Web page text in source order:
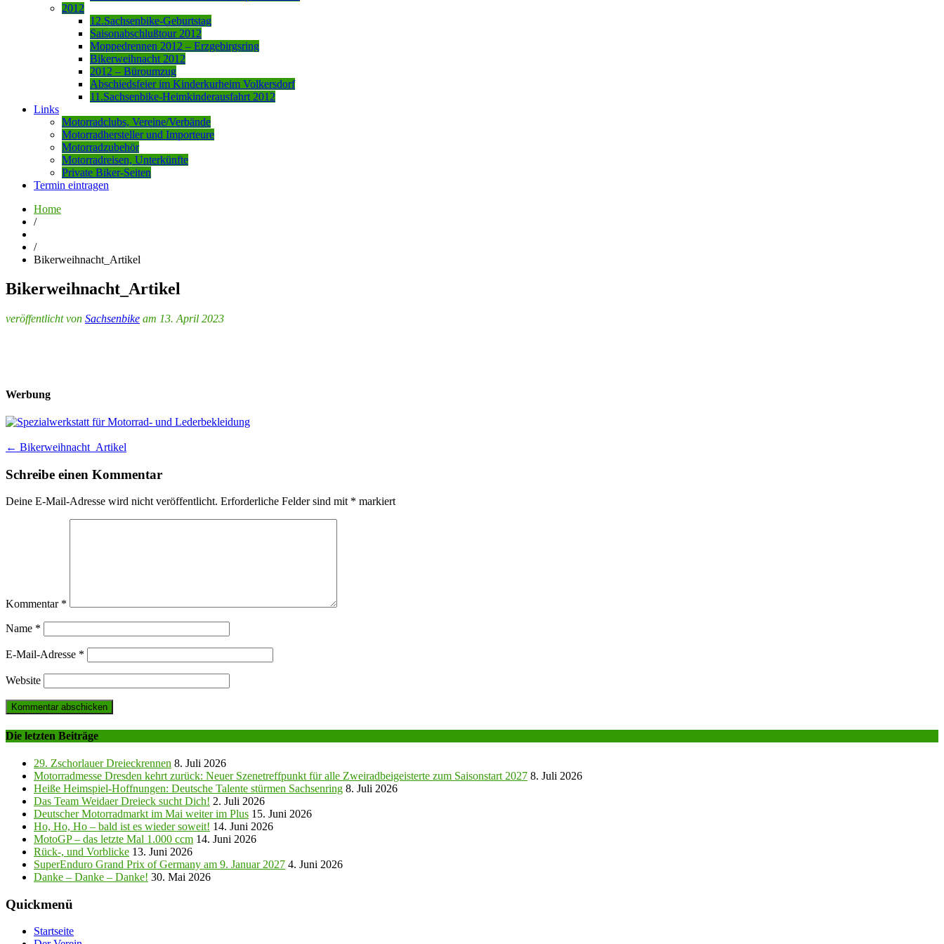
2012
12.Sachsenbike-Geburtstag
Saisonabschlußtour 2012
Moppedrennen 2012 – Erzgebirgsring
Bikerweihnacht 2012
2012 – Büroumzug
Abschiedsfeier im Kinderkurheim Volkersdorf
11.Sachsenbike-Heimkinderausfahrt 2012
Links
Motorradclubs, Vereine/Verbände
Motorradhersteller und Importeure
Motorradzubehör
Motorradreisen, Unterkünfte
Private Biker-Seiten
Termin eintragen
Home
/
/
Bikerweihnacht_Artikel
Bikerweihnacht_Artikel
veröffentlicht von Sachsenbike am 13. April 2023
Werbung
Post
navigation
← Bikerweihnacht_Artikel
Schreibe einen Kommentar
Deine E-Mail-Adresse wird nicht veröffentlicht. Erforderliche Felder sind mit * markiert
Kommentar *
Name *
E-Mail-Adresse *
Website
Die letzten Beiträge
29. Zschorlauer Dreieckrennen 8. Juli 2026
Motorradmesse Dresden kehrt zurück: Neuer Szenetreffpunkt für alle Zweiradbeigeisterte zum Saisonstart 2027 8. Juli 2026
Heiße Heimspiel-Hoffnungen: Deutsche Talente stürmen Sachsenring 8. Juli 2026
Das Team Weidaer Dreieck sucht Dich! 2. Juli 2026
Deutscher Motorradmarkt im Mai weiter im Plus 15. Juni 2026
Ho, Ho, Ho – bald ist es wieder soweit! 14. Juni 2026
MotoGP – das letzte Mal 1.000 ccm 14. Juni 2026
Rück-, und Vorblicke 13. Juni 2026
SuperEnduro Grand Prix of Germany am 9. Januar 2027 4. Juni 2026
Danke – Danke – Danke! 30. Mai 2026
Quickmenü
Startseite